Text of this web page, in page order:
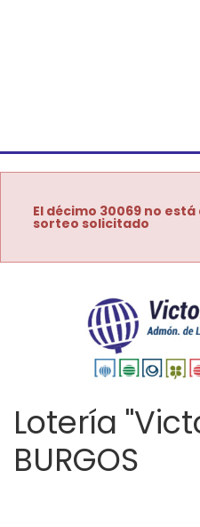
El décimo 30069 no
sorteo solicitado
Lotería
BURGOS